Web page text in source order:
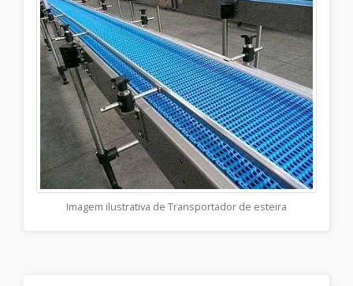
Imagem ilustrativa de Transportador de esteira